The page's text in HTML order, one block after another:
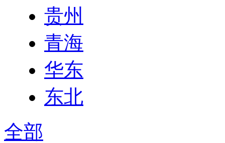
贵州
青海
华东
东北
全部